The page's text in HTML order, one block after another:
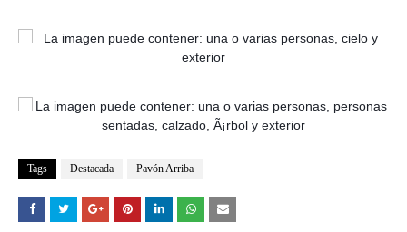
Tags Destacada Pavón Arriba